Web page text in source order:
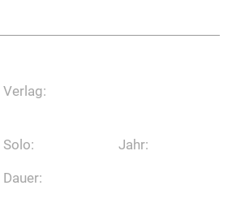
Verlag:
Solo:
Dauer:
Jahr: